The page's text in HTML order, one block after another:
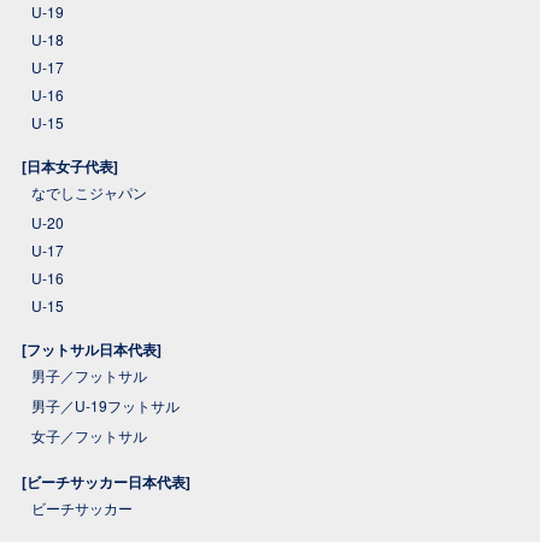
U-19
U-18
U-17
U-16
U-15
[日本女子代表]
なでしこジャパン
U-20
U-17
U-16
U-15
[フットサル日本代表]
男子／フットサル
男子／U-19フットサル
女子／フットサル
[ビーチサッカー日本代表]
ビーチサッカー